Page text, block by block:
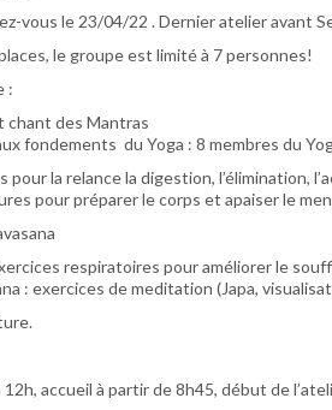
vous le 23/04/22 . Dernier atelier avant
le groupe est limité à 7 personnes!
:
chant des Mantras
fondements du Yoga : 8 membres du
pour la relance la digestion, l’élimination,
pour préparer le corps et apaiser le
respiratoires pour améliorer le
: exercices de meditation (Japa,
12h, accueil à partir de 8h45, début de